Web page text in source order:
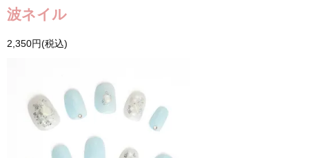
波ネイル
2,350円(税込)